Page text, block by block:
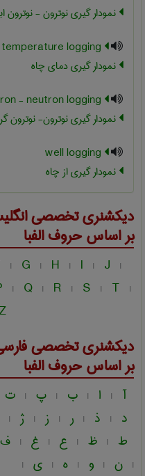
نمودار گیری نوترون - نوترون
نمودار گیری دمای چاه
نمودار گیری نوترون- نوترون
نمودار گیری از چاه
دیکشنری تخصصی
بر اساس حروف الفبا
| G | H | I | J |
| Q | R | S | T |
Z
دیکشنری تخصصی
بر اساس حروف الفبا
آ | ا | ب | پ | ت
د | ذ | ر | ز | ژ |
ط | ظ | ع | غ | ف
| ن | و | ه | ی |